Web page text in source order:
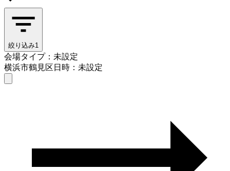
絞り込み1
会場タイプ：未設定
横浜市鶴見区日時：未設定